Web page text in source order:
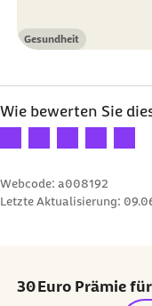
Kategorie
Gesundheit
Wie bewerten Sie
Ihre Bewertung: 1 Stern
Ihre Bewertung: 2
Ihre Ihre Ihre
Webcode: a008192
Letzte Aktualisierung:
30 Euro Prämie